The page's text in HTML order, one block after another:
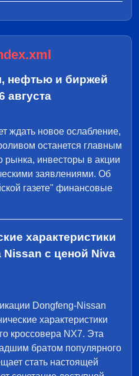
нефтью и биржей
августа
ждать новое ослабление,
останется главным
рынка, инвесторы в акции
заявлениями. Об
газете" финансовые
характеристики
Nissan с ценой Niva
Dongfeng-Nissan
характеристики
кроссовера NX7. Эта
братом популярного
стать настоящей